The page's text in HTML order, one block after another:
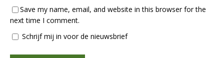
Save my name, email, and website in this browser for the
next time I comment.
Schrijf mij in voor de nieuwsbrief